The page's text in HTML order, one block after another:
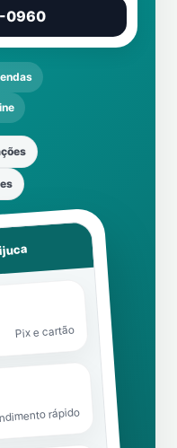
0960
Pix e cartão
rápido